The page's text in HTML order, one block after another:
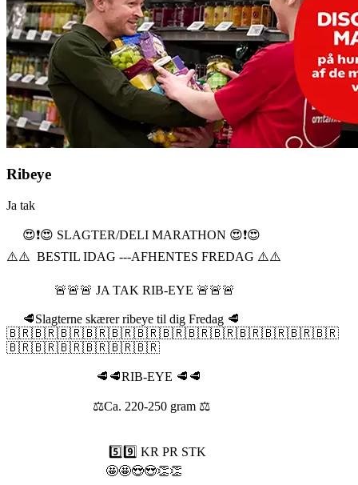
Ribeye
Ja tak
😍❗️😍 SLAGTER/DELI MARATHON 😍❗️😍
⚠️⚠️ BESTIL IDAG ---AFHENTES FREDAG ⚠️⚠️
🚨🚨🚨 JA TAK RIB-EYE 🚨🚨🚨
🥩Slagterne skærer ribeye til dig Fredag 🥩
🇧🇷🇧🇷🇧🇷🇧🇷🇧🇷🇧🇷🇧🇷🇧🇷🇧🇷🇧🇷🇧🇷🇧🇷🇧🇷
🇧🇷🇧🇷🇧🇷🇧🇷🇧🇷🇧🇷
🥩🥩RIB-EYE 🥩🥩
⚖️Ca. 220-250 gram ⚖️
5️⃣9️⃣ KR PR STK
🤩🤩😍😍👏👏